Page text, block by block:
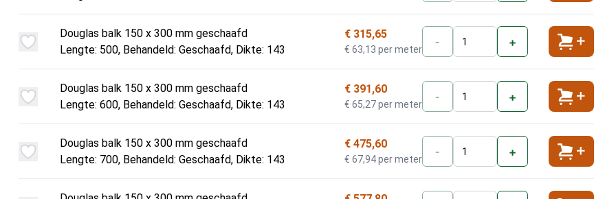
Douglas balk 150 x 300 mm geschaafd
Lengte: 500, Behandeld: Geschaafd, Dikte: 143
€ 315,65
€ 63,13 per meter
- +
Douglas balk 150 x 300 mm geschaafd
Lengte: 600, Behandeld: Geschaafd, Dikte: 143
€ 391,60
€ 65,27 per meter
- +
Douglas balk 150 x 300 mm geschaafd
Lengte: 700, Behandeld: Geschaafd, Dikte: 143
€ 475,60
€ 67,94 per meter
- +